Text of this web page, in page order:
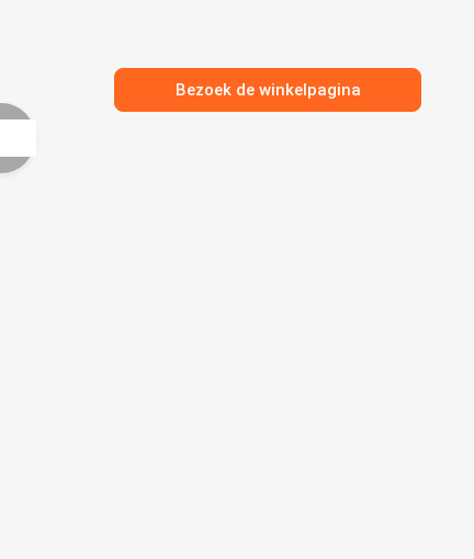
Bezoek de winkelpagina